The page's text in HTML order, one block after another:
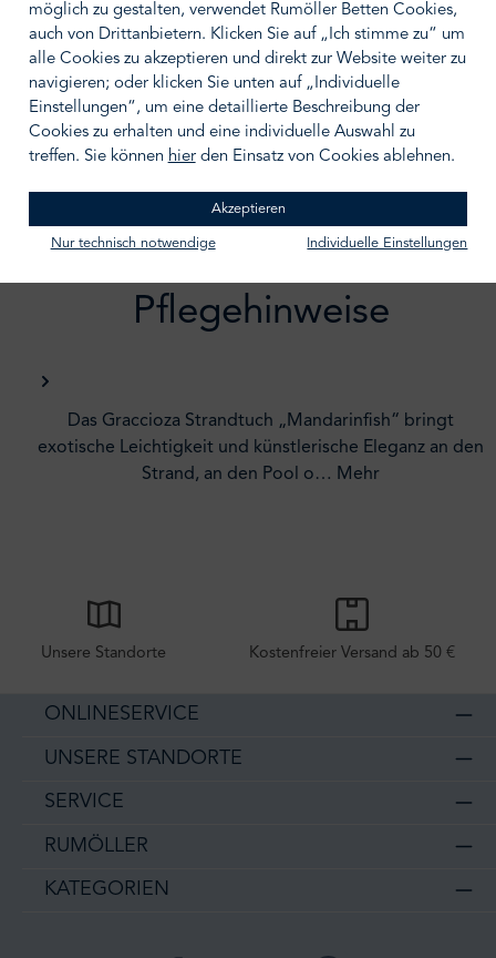
IN DEN WARENKORB
Zum Merkzettel hinzufügen
Beschreibung /
Pflegehinweise
Das Graccioza Strandtuch „Mandarinfish“ bringt
exotische Leichtigkeit und künstlerische Eleganz an den
Strand, an den Pool o… Mehr
Unsere Standorte Kostenfreier Versand ab 50 €
ONLINESERVICE
UNSERE STANDORTE
SERVICE
RUMÖLLER
KATEGORIEN
möglich zu gestalten, verwendet Rumöller Betten Cookies,
auch von Drittanbietern. Klicken Sie auf „Ich stimme zu“ um
alle Cookies zu akzeptieren und direkt zur Website weiter zu
navigieren; oder klicken Sie unten auf „Individuelle
Einstellungen“, um eine detaillierte Beschreibung der
Cookies zu erhalten und eine individuelle Auswahl zu
treffen. Sie können hierden Einsatz von Cookies ablehnen.
Akzeptieren
Nur technisch notwendige Individuelle Einstellungen